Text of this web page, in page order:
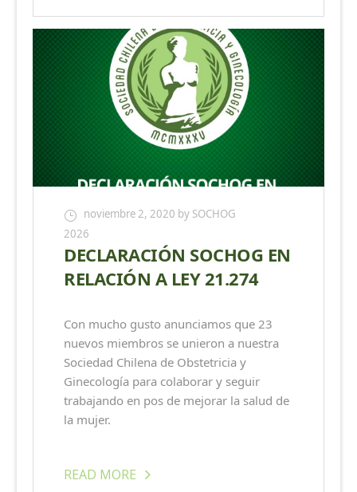
noviembre 2, 2020 by SOCHOG
2026
DECLARACIÓN SOCHOG EN
RELACIÓN A LEY 21.274
Con mucho gusto anunciamos que 23
nuevos miembros se unieron a nuestra
Sociedad Chilena de Obstetricia y
Ginecología para colaborar y seguir
trabajando en pos de mejorar la salud de
la mujer.
READ MORE